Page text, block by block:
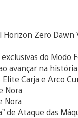
Zero Dawn
do Modo
avançar na
Carja e Arco
Nora
Nora
de Ataque das